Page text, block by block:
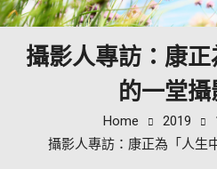
攝影人專訪：康
的一堂攝
Home 2019
攝影人專訪：康正為「人生